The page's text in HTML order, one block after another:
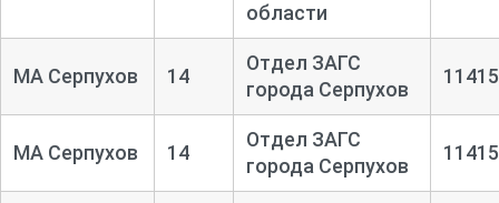
области
МА Серпухов 14
Отдел ЗАГС
города Серпухов
11415
МА Серпухов 14
Отдел ЗАГС
города Серпухов
11415